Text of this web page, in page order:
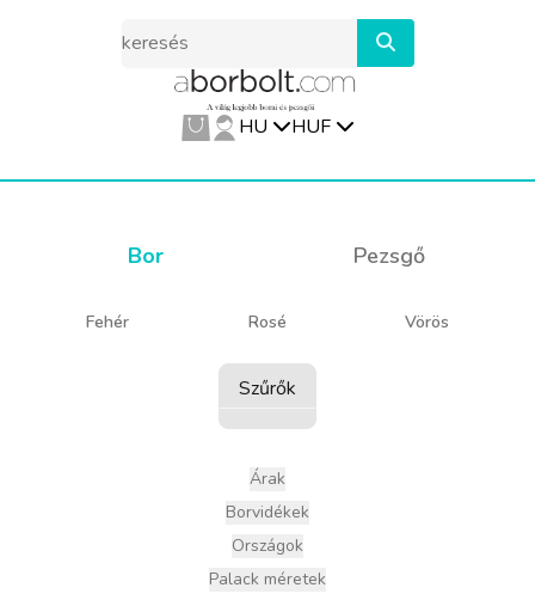
HU HUF
Bor Pezsgő
Fehér Rosé Vörös
Szűrők
Árak
Borvidékek
Országok
Palack méretek